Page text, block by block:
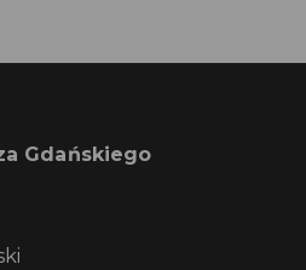
Gdańskiego